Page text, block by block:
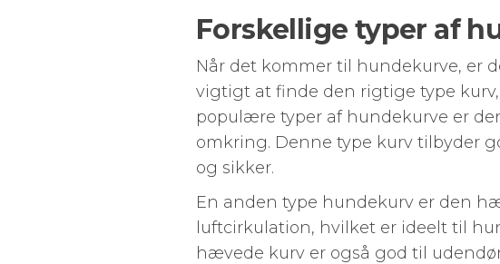
Forskellige typer af
Når det kommer til hundekurve, er
vigtigt at finde den rigtige type
populære typer af hundekurve er
omkring. Denne type kurv tilbyder
og sikker.
En anden type hundekurv er den
luftcirkulation, hvilket er ideelt til
hævede kurv er også god til